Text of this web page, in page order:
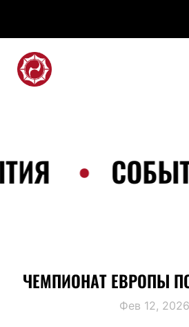
•
ЧЕМПИОНАТ ЕВРОПЫ
Фев 12, 2026